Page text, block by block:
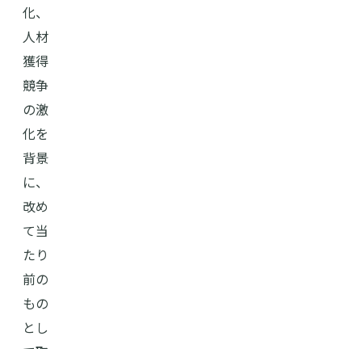
化、
人材
獲得
競争
の激
化を
背景
に、
改め
て当
たり
前の
もの
とし